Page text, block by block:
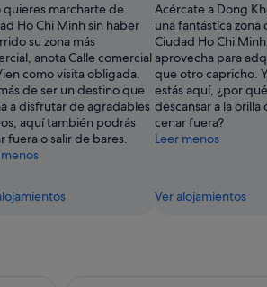
quieres marcharte de
Ho Chi Minh sin haber
su zona más
anota Calle comercial
como visita obligada.
de ser un destino que
a disfrutar de agradables
aquí también podrás
fuera o salir de bares.
Acércate a Dong
una fantástica zona
Ciudad Ho Chi
aprovecha para
que otro capricho.
estás aquí, ¿por
descansar a la orilla
cenar fuera?
Leer menos
Ver alojamientos